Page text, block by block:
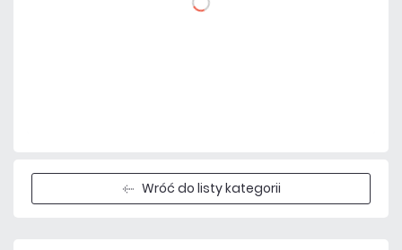
DO KOSZYKA
Wróć do listy kategorii